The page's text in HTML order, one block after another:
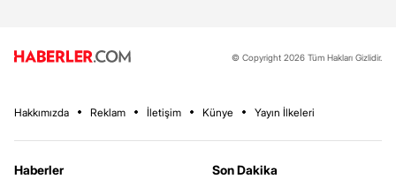
© Copyright 2026 Tüm Hakları Gizlidir.
Hakkımızda Reklam İletişim Künye Yayın İlkeleri
Haberler
Son Dakika